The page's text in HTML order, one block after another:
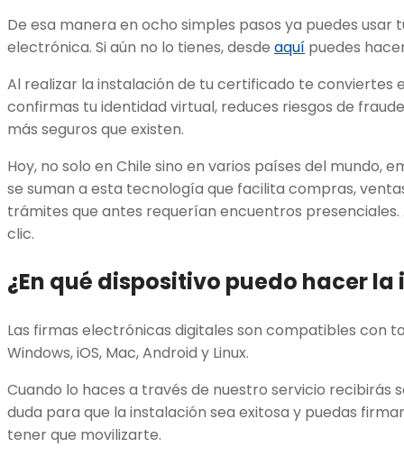
De esa manera en ocho simples pasos ya puedes
electrónica. Si aún no lo tienes, desde aquí puedes
Al realizar la instalación de tu certificado te conviertes
confirmas tu identidad virtual, reduces riesgos de
más seguros que existen.
Hoy, no solo en Chile sino en varios países del mundo,
se suman a esta tecnología que facilita compras,
trámites que antes requerían encuentros
clic.
¿En qué dispositivo puedo hacer
Las firmas electrónicas digitales son compatibles con
Windows, iOS, Mac, Android y Linux.
Cuando lo haces a través de nuestro servicio
duda para que la instalación sea exitosa y puedas
tener que movilizarte.